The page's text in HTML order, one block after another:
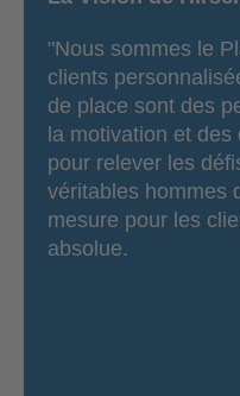
"Nous sommes le
clients
de place sont des
la motivation et
pour relever les
véritables hommes
mesure pour les
absolue.